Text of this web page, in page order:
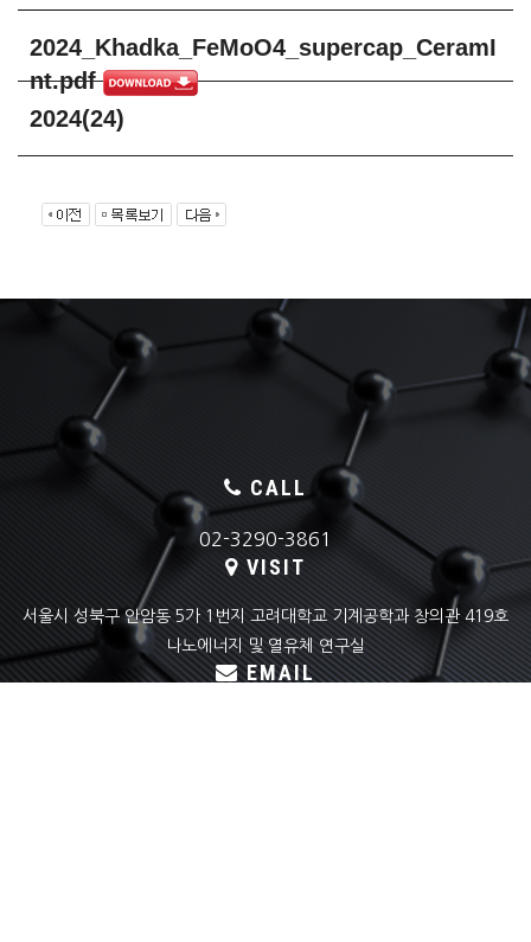
2024_Khadka_FeMoO4_supercap_CeramI
nt.pdf
2024(24)
CALL
02-3290-3861
VISIT
서울시 성북구 안암동 5가 1번지 고려대학교 기계공학과 창의관 419호
나노에너지 및 열유체 연구실
EMAIL